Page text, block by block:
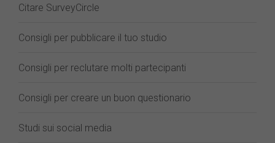
Citare SurveyCircle
Consigli per pubblicare il tuo studio
Consigli per reclutare molti partecipanti
Consigli per creare un buon questionario
Studi sui social media